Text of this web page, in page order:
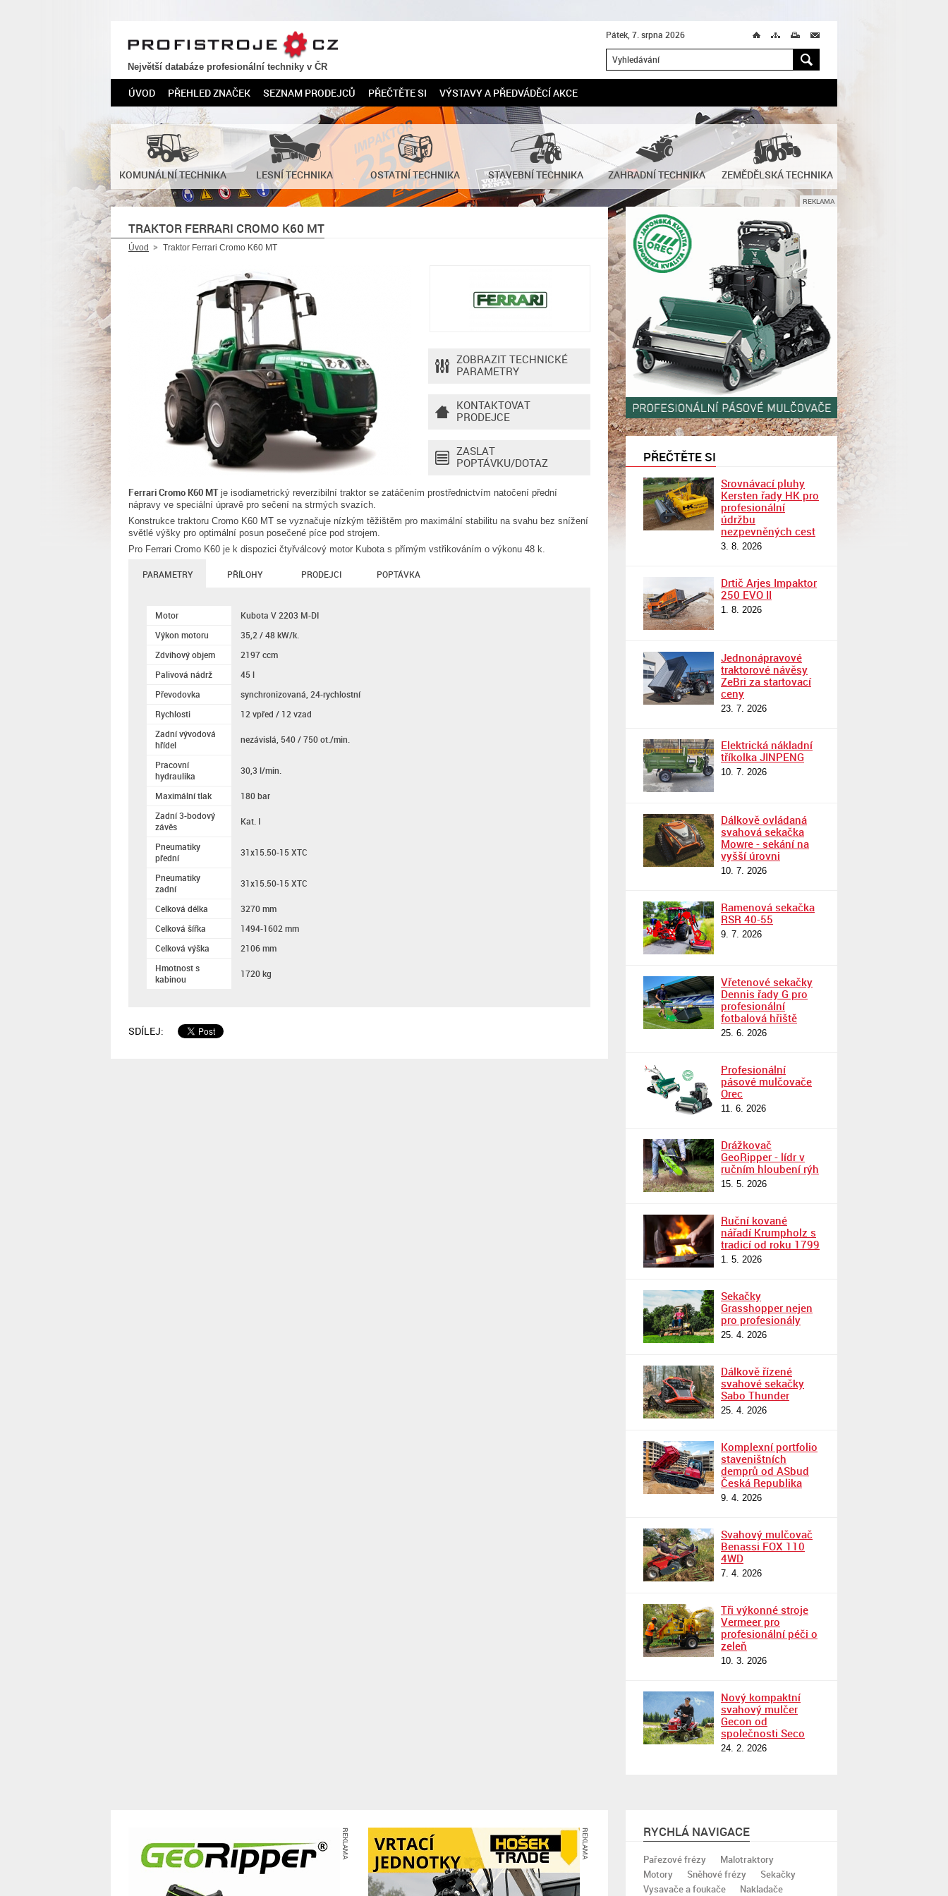
PROFISTROJE.CZ
Největší databáze profesionální techniky v ČR
Pátek, 7. srpna 2026 Ú M T M
H
ÚVOD PŘEHLED ZNAČEK SEZNAM PRODEJCŮ PŘEČTĚTE SI VÝSTAVY A PŘEDVÁDĚCÍ AKCE
KOMUNÁLNÍ TECHNIKA LESNÍ TECHNIKA OSTATNÍ TECHNIKA STAVEBNÍ TECHNIKA ZAHRADNÍ TECHNIKA ZEMĚDĚLSKÁ TECHNIKA
TRAKTOR FERRARI CROMO K60 MT
Úvod Traktor Ferrari Cromo K60 MT
ZOBRAZIT TECHNICKÉ
PARAMETRY
KONTAKTOVAT
PRODEJCE
ZASLAT
POPTÁVKU/DOTAZ
Ferrari Cromo K60 MTje isodiametrický reverzibilní traktor se zatáčením prostřednictvím natočení přední
nápravy ve speciální úpravě pro sečení na strmých svazích.
Konstrukce traktoru Cromo K60 MT se vyznačuje nízkým těžištěm pro maximální stabilitu na svahu bez snížení
světlé výšky pro optimální posun posečené píce pod strojem.
Pro Ferrari Cromo K60 je k dispozici čtyřválcový motor Kubota s přímým vstřikováním o výkonu 48 k.
PARAMETRY PŘÍLOHY PRODEJCI POPTÁVKA
Motor
Kubota V 2203 M-DI
Výkon motoru
35,2 / 48 kW/k.
Zdvihový objem
2197 ccm
Palivová nádrž
45 l
Převodovka
synchronizovaná, 24-rychlostní
Rychlosti
12 vpřed / 12 vzad
Zadní vývodová
hřídel
nezávislá, 540 / 750 ot./min.
Pracovní
hydraulika
30,3 l/min.
Maximální tlak
180 bar
Zadní 3-bodový
závěs
Kat. I
Pneumatiky
přední
31x15.50-15 XTC
Pneumatiky
zadní
31x15.50-15 XTC
Celková délka
3270 mm
Celková šířka
1494-1602 mm
Celková výška
2106 mm
Hmotnost s
kabinou
1720 kg
SDÍLEJ:
REKLAMA
PŘEČTĚTE SI
Srovnávací pluhy
Kersten řady HK pro
profesionální
údržbu
nezpevněných cest
3. 8. 2026
Drtič Arjes Impaktor
250 EVO II
1. 8. 2026
Jednonápravové
traktorové návěsy
ZeBri za startovací
ceny
23. 7. 2026
Elektrická nákladní
tříkolka JINPENG
10. 7. 2026
Dálkově ovládaná
svahová sekačka
Mowre - sekání na
vyšší úrovni
10. 7. 2026
Ramenová sekačka
RSR 40-55
9. 7. 2026
Vřetenové sekačky
Dennis řady G pro
profesionální
fotbalová hřiště
25. 6. 2026
Profesionální
pásové mulčovače
Orec
11. 6. 2026
Drážkovač
GeoRipper - lídr v
ručním hloubení rýh
15. 5. 2026
Ruční kované
nářadí Krumpholz s
tradicí od roku 1799
1. 5. 2026
Sekačky
Grasshopper nejen
pro profesionály
25. 4. 2026
Dálkově řízené
svahové sekačky
Sabo Thunder
25. 4. 2026
Komplexní portfolio
staveništních
demprů od ASbud
Česká Republika
9. 4. 2026
Svahový mulčovač
Benassi FOX 110
4WD
7. 4. 2026
Tři výkonné stroje
Vermeer pro
profesionální péči o
zeleň
10. 3. 2026
Nový kompaktní
svahový mulčer
Gecon od
společnosti Seco
24. 2. 2026
REKLAMA REKLAMA RYCHLÁ NAVIGACE
Pařezové frézy
Malotraktory
Motory
Sněhové frézy
Sekačky
Vysavače a foukače
Nakladače